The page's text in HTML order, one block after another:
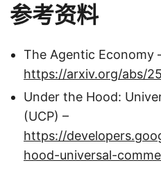
参考资料
The Agentic Economy
https://arxiv.org/abs/
Under the Hood:
(UCP) –
https://
hood-universal-